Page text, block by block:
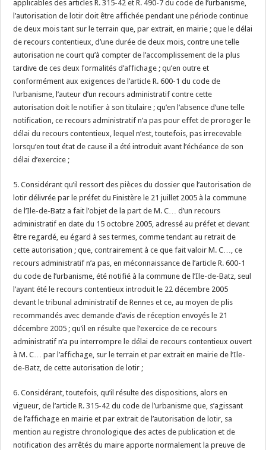
applicables des articles R. 315-42 et R. 490-7 du code de l’urbanisme,
l’autorisation de lotir doit être affichée pendant une période continue
de deux mois tant sur le terrain que, par extrait, en mairie ; que le délai
de recours contentieux, d’une durée de deux mois, contre une telle
autorisation ne court qu’à compter de l’accomplissement de la plus
tardive de ces deux formalités d’affichage ; qu’en outre et
conformément aux exigences de l’article R. 600-1 du code de
l’urbanisme, l’auteur d’un recours administratif contre cette
autorisation doit le notifier à son titulaire ; qu’en l’absence d’une telle
notification, ce recours administratif n’a pas pour effet de proroger le
délai du recours contentieux, lequel n’est, toutefois, pas irrecevable
lorsqu’en tout état de cause il a été introduit avant l’échéance de son
délai d’exercice ;
5. Considérant qu’il ressort des pièces du dossier que l’autorisation de
lotir délivrée par le préfet du Finistère le 21 juillet 2005 à la commune
de l’Ile-de-Batz a fait l’objet de la part de M. C… d’un recours
administratif en date du 15 octobre 2005, adressé au préfet et devant
être regardé, eu égard à ses termes, comme tendant au retrait de
cette autorisation ; que, contrairement à ce que fait valoir M. C…, ce
recours administratif n’a pas, en méconnaissance de l’article R. 600-1
du code de l’urbanisme, été notifié à la commune de l’Ile-de-Batz, seul
l’ayant été le recours contentieux introduit le 22 décembre 2005
devant le tribunal administratif de Rennes et ce, au moyen de plis
recommandés avec demande d’avis de réception envoyés le 21
décembre 2005 ; qu’il en résulte que l’exercice de ce recours
administratif n’a pu interrompre le délai de recours contentieux ouvert
à M. C… par l’affichage, sur le terrain et par extrait en mairie de l’Ile-
de-Batz, de cette autorisation de lotir ;
6. Considérant, toutefois, qu’il résulte des dispositions, alors en
vigueur, de l’article R. 315-42 du code de l’urbanisme que, s’agissant
de l’affichage en mairie et par extrait de l’autorisation de lotir, sa
mention au registre chronologique des actes de publication et de
notification des arrêtés du maire apporte normalement la preuve de